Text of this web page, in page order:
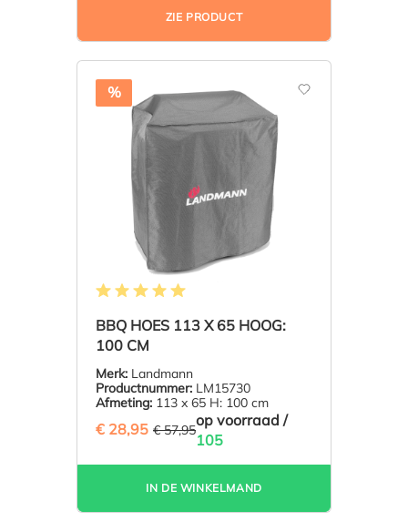
ZIE PRODUCT
%
BBQ HOES 113 X 65 HOOG:
100 CM
Merk: Landmann
Productnummer: LM15730
Afmeting: 113 x 65 H: 100 cm
€ 28,95 € 57,95(50.04% BESPAARD)
op voorraad /
105
IN DE WINKELMAND